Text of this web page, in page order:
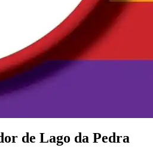
de Lago da Pedra